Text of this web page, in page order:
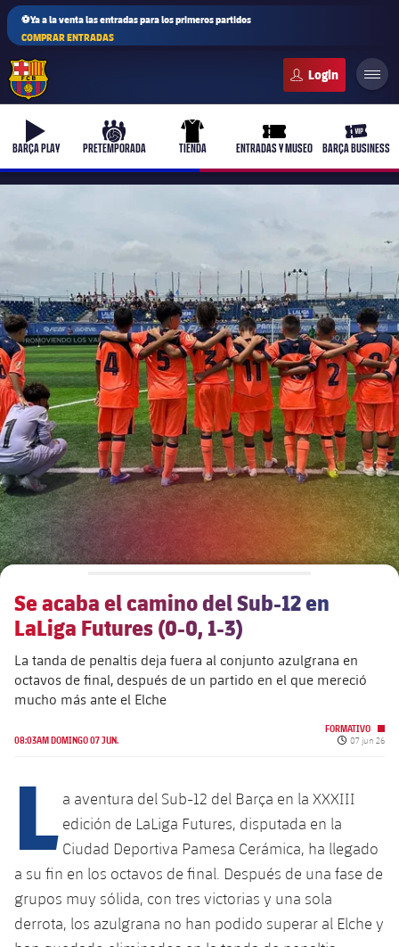
⚽Ya a la venta las entradas para los primeros partidos
COMPRAR ENTRADAS
b-play
BARÇA PLAY
culers-ball
PRETEMPORADA
uniform
TIENDA
ticket-full
ENTRADAS Y MUSEO
ticket-
BARÇA BUSINESS
plusicon
más
Junta Directiva
Estructura ejecutiva
chevron-right
label.aria.chevronright
Órganos
chevron-right
label.aria.chevronright
Documents
chevron-right
label.aria.chevronright
Comisiones y órganos
chevron-right
label.aria.chevronright
plusicon
más
Barça Academy
Más que un club
Masia 360
La Masia
plusicon
más
Década a década
Jugadores de leyenda
Entrenadores
Centro de documentación
plusicon
más
Instalaciones
Se acaba el camino del Sub-12 en
LaLiga Futures (0-0, 1-3)
La tanda de penaltis deja fuera al conjunto azulgrana en
octavos de final, después de un partido en el que mereció
mucho más ante el Elche
08:03AM DOMINGO 07 JUN.
FORMATIVO
Fecha de
07 jun 26
L a aventura del Sub-12 del Barça en la XXXIII
edición de LaLiga Futures, disputada en la
Ciudad Deportiva Pamesa Cerámica, ha llegado
a su fin en los octavos de final. Después de una fase de
grupos muy sólida, con tres victorias y una sola
derrota, los azulgrana no han podido superar al Elche y